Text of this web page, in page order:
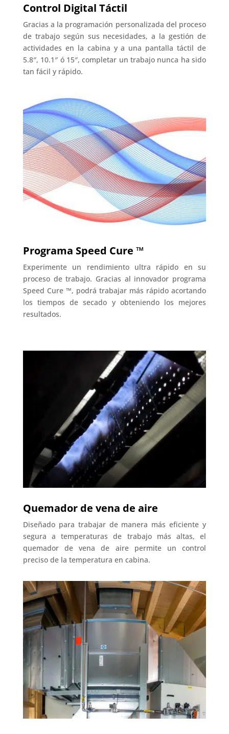
Control Digital Táctil
Gracias a la programación personalizada del proceso
de trabajo según sus necesidades, a la gestión de
actividades en la cabina y a una pantalla táctil de
5.8″, 10.1″ ó 15″, completar un trabajo nunca ha sido
tan fácil y rápido.
Programa Speed ​​Cure ™
Experimente un rendimiento ultra rápido en su
proceso de trabajo. Gracias al innovador programa
Speed ​​Cure ™, podrá trabajar más rápido acortando
los tiempos de secado y obteniendo los mejores
resultados.
Quemador de vena de aire
Diseñado para trabajar de manera más eficiente y
segura a temperaturas de trabajo más altas, el
quemador de vena de aire permite un control
preciso de la temperatura en cabina.